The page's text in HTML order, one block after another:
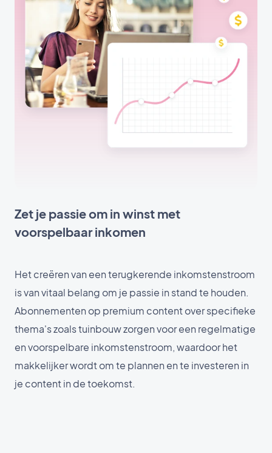
Zet je passie om in winst met
voorspelbaar inkomen
Het creëren van een terugkerende inkomstenstroom
is van vitaal belang om je passie in stand te houden.
Abonnementen op premium content over specifieke
thema's zoals tuinbouw zorgen voor een regelmatige
en voorspelbare inkomstenstroom, waardoor het
makkelijker wordt om te plannen en te investeren in
je content in de toekomst.